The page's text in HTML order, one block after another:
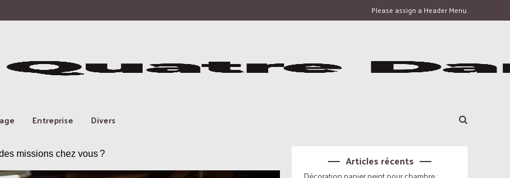
Please assign a Header Menu.
Entreprise Divers
missions chez vous ? Articles récents